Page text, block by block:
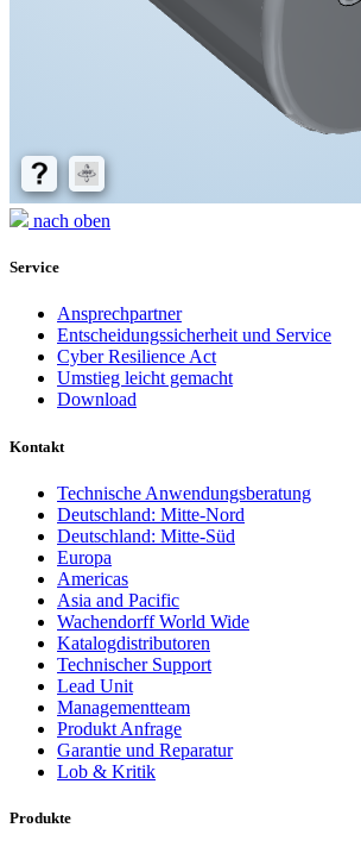
nach oben
Service
Ansprechpartner
Entscheidungssicherheit und Service
Cyber Resilience Act
Umstieg leicht gemacht
Download
Kontakt
Technische Anwendungsberatung
Deutschland: Mitte-Nord
Deutschland: Mitte-Süd
Europa
Americas
Asia and Pacific
Wachendorff World Wide
Katalogdistributoren
Technischer Support
Lead Unit
Managementteam
Produkt Anfrage
Garantie und Reparatur
Lob & Kritik
Produkte